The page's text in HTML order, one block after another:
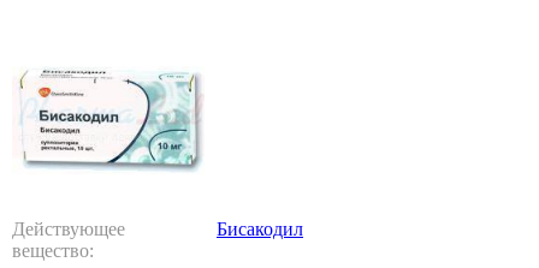
Действующее
вещество:
Бисакодил